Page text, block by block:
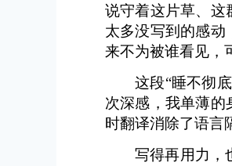
说守着这片草、
太多没写到的感动
来不为被谁看见，
这段“睡不彻
次深感，我单薄的
时翻译消除了语
写得再用力，